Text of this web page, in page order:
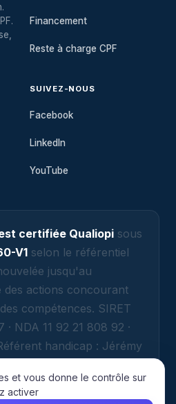
Financement
Reste à charge CPF
SUIVEZ-NOUS
Facebook
LinkedIn
YouTube
certifiée Qualiopi sous
V1 selon le référentiel
jusqu'au
des actions concourant
compétences. SIRET
NDA 11 92 21 808 92 ·
handicap : Jérémy
et vous donne le contrôle sur
activer